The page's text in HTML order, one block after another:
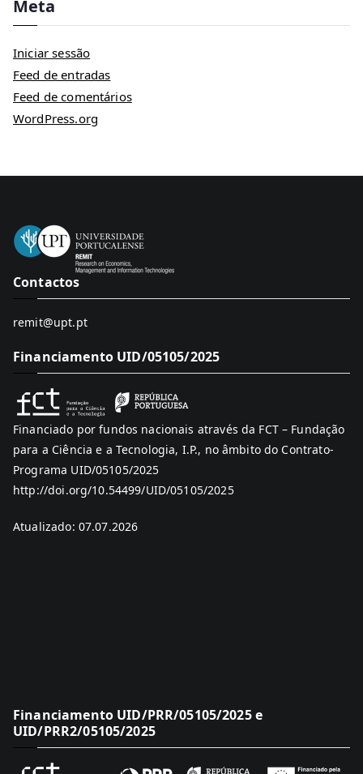
Meta
Iniciar sessão
Feed de entradas
Feed de comentários
WordPress.org
Contactos
remit@upt.pt
Financiamento UID/05105/2025
Financiado por fundos nacionais através da FCT – Fundação
para a Ciência e a Tecnologia, I.P., no âmbito do Contrato-
Programa UID/05105/2025
http://doi.org/10.54499/UID/05105/2025
Atualizado: 07.07.2026
Financiamento UID/PRR/05105/2025 e
UID/PRR2/05105/2025